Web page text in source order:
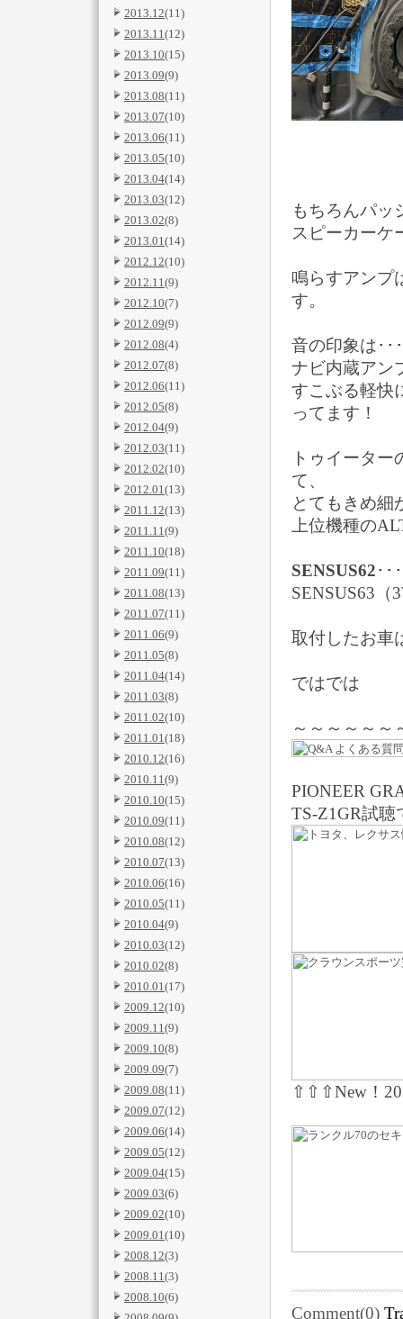
2013.12(11)
2013.11(12)
2013.10(15)
2013.09(9)
2013.08(11)
2013.07(10)
2013.06(11)
2013.05(10)
2013.04(14)
2013.03(12)
2013.02(8)
2013.01(14)
2012.12(10)
2012.11(9)
2012.10(7)
2012.09(9)
2012.08(4)
2012.07(8)
2012.06(11)
2012.05(8)
2012.04(9)
2012.03(11)
2012.02(10)
2012.01(13)
2011.12(13)
2011.11(9)
2011.10(18)
2011.09(11)
2011.08(13)
2011.07(11)
2011.06(9)
2011.05(8)
2011.04(14)
2011.03(8)
2011.02(10)
2011.01(18)
2010.12(16)
2010.11(9)
2010.10(15)
2010.09(11)
2010.08(12)
2010.07(13)
2010.06(16)
2010.05(11)
2010.04(9)
2010.03(12)
2010.02(8)
2010.01(17)
2009.12(10)
2009.11(9)
2009.10(8)
2009.09(7)
2009.08(11)
2009.07(12)
2009.06(14)
2009.05(12)
2009.04(15)
2009.03(6)
2009.02(10)
2009.01(10)
2008.12(3)
2008.11(3)
2008.10(6)
もちろんパッ
スピーカーケ
鳴らすアンプ
す。
音の印象は･･･
ナビ内蔵アン
すこぶる軽快
ってます！
トゥイータ
て、
とてもきめ細
上位機種の
SENSUS62･･
SENSUS63（
取付したお車
ではでは
～～～～～～
PIONEER
TS-Z1GR試聴
⇧⇧⇧New！
Comment(0)